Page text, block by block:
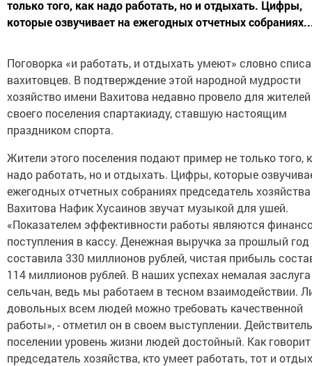
только того, как надо работать, но и отдыхать. Цифры,
которые озвучивает на ежегодных отчетных
Поговорка «и работать, и отдыхать умеют» словно
вахитовцев. В подтверждение этой народной мудрости
хозяйство имени Вахитова недавно провело для жителей
своего поселения спартакиаду, ставшую настоящим
праздником спорта.
Жители этого поселения подают пример не только того,
надо работать, но и отдыхать. Цифры, которые
ежегодных отчетных собраниях председатель
Вахитова Нафик Хусаинов звучат музыкой для ушей.
«Показателем эффективности работы являются
поступления в кассу. Денежная выручка за прошлый год
составила 330 миллионов рублей, чистая прибыль
114 миллионов рублей. В наших успехах немалая заслуга
сельчан, ведь мы работаем в тесном взаимодействии.
довольных всем людей можно требовать качественной
работы», - отметил он в своем выступлении.
поселении уровень жизни людей достойный. Как говорит
председатель хозяйства, кто умеет работать, тот и